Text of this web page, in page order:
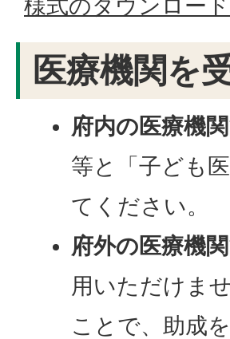
様式のダウンロー
医療機関を
府内の医療機関
等と「子ども
てください。
府外の医療機関
用いただけま
ことで、助成